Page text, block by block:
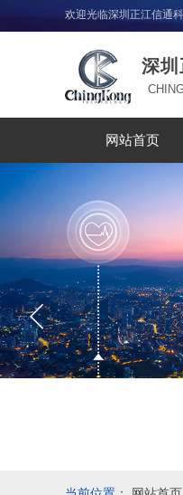
欢迎光临深圳正江信通
深圳
网站首页